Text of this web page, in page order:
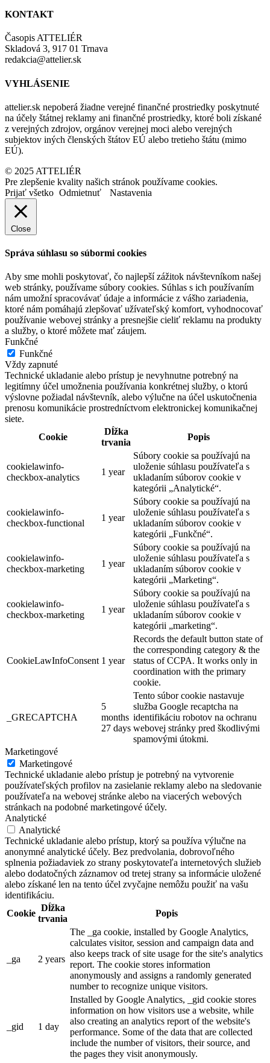
KONTAKT
Časopis ATTELIÉR
Skladová 3, 917 01 Trnava
redakcia@attelier.sk
VYHLÁSENIE
attelier.sk nepoberá žiadne verejné finančné prostriedky poskytnuté
na účely štátnej reklamy ani finančné prostriedky, ktoré boli získané
z verejných zdrojov, orgánov verejnej moci alebo verejných
subjektov iných členských štátov EÚ alebo tretieho štátu (mimo
EÚ).
© 2025 ATTELIÉR
Pre zlepšenie kvality našich stránok používame cookies.
Prijať všetko Odmietnuť Nastavenia
Close
Správa súhlasu so súbormi cookies
Aby sme mohli poskytovať, čo najlepší zážitok návštevníkom našej
web stránky, používame súbory cookies. Súhlas s ich používaním
nám umožní spracovávať údaje a informácie z vášho zariadenia,
ktoré nám pomáhajú zlepšovať užívateľský komfort, vyhodnocovať
používanie webovej stránky a presnejšie cieliť reklamu na produkty
a služby, o ktoré môžete mať záujem.
Funkčné
Funkčné
Vždy zapnuté
Technické ukladanie alebo prístup je nevyhnutne potrebný na
legitímny účel umožnenia používania konkrétnej služby, o ktorú
výslovne požiadal návštevník, alebo výlučne na účel uskutočnenia
prenosu komunikácie prostredníctvom elektronickej komunikačnej
siete.
Cookie
Dĺžka
trvania
Popis
cookielawinfo-
checkbox-analytics
1 year
Súbory cookie sa používajú na
uloženie súhlasu používateľa s
ukladaním súborov cookie v
kategórii „Analytické“.
cookielawinfo-
checkbox-functional
1 year
Súbory cookie sa používajú na
uloženie súhlasu používateľa s
ukladaním súborov cookie v
kategórii „Funkčné“.
cookielawinfo-
checkbox-marketing
1 year
Súbory cookie sa používajú na
uloženie súhlasu používateľa s
ukladaním súborov cookie v
kategórii „Marketing“.
cookielawinfo-
checkbox-marketing
1 year
Súbory cookie sa používajú na
uloženie súhlasu používateľa s
ukladaním súborov cookie v
kategórii „marketing“.
CookieLawInfoConsent 1 year
Records the default button state of
the corresponding category & the
status of CCPA. It works only in
coordination with the primary
cookie.
_GRECAPTCHA
5
months
27 days
Tento súbor cookie nastavuje
služba Google recaptcha na
identifikáciu robotov na ochranu
webovej stránky pred škodlivými
spamovými útokmi.
Marketingové
Marketingové
Technické ukladanie alebo prístup je potrebný na vytvorenie
používateľských profilov na zasielanie reklamy alebo na sledovanie
používateľa na webovej stránke alebo na viacerých webových
stránkach na podobné marketingové účely.
Analytické
Analytické
Technické ukladanie alebo prístup, ktorý sa používa výlučne na
anonymné analytické účely. Bez predvolania, dobrovoľného
splnenia požiadaviek zo strany poskytovateľa internetových služieb
alebo dodatočných záznamov od tretej strany sa informácie uložené
alebo získané len na tento účel zvyčajne nemôžu použiť na vašu
identifikáciu.
Cookie
Dĺžka
trvania
Popis
_ga 2 years
The _ga cookie, installed by Google Analytics,
calculates visitor, session and campaign data and
also keeps track of site usage for the site's analytics
report. The cookie stores information
anonymously and assigns a randomly generated
number to recognize unique visitors.
_gid 1 day
Installed by Google Analytics, _gid cookie stores
information on how visitors use a website, while
also creating an analytics report of the website's
performance. Some of the data that are collected
include the number of visitors, their source, and
the pages they visit anonymously.